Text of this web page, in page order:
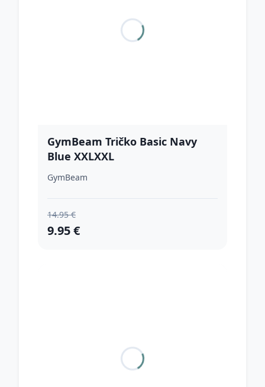
GymBeam Tričko Basic Navy
Blue XXLXXL
GymBeam
14.95 €
9.95 €